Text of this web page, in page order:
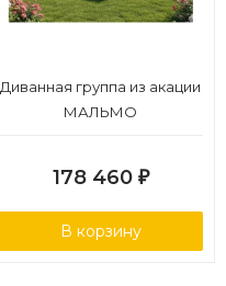
Диванная группа из акации
МАЛЬМО
178 460 ₽
В корзину